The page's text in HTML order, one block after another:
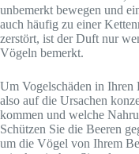
unbemerkt bewegen und
auch häufig zu einer
zerstört, ist der Duft nur
Vögeln bemerkt.
Um Vogelschäden in Ihren
also auf die Ursachen
kommen und welche
Schützen Sie die Beeren
um die Vögel von Ihrem